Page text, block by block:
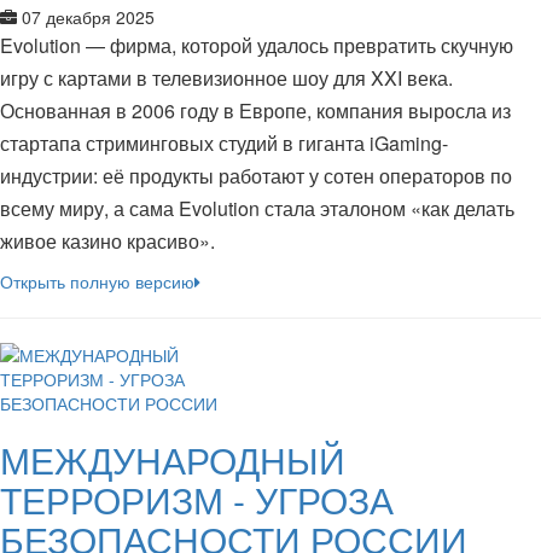
07 декабря 2025
Evolution — фирма, которой удалось превратить скучную
игру с картами в телевизионное шоу для XXI века.
Основанная в 2006 году в Европе, компания выросла из
стартапа стриминговых студий в гиганта iGaming-
индустрии: её продукты работают у сотен операторов по
всему миру, а сама Evolution стала эталоном «как делать
живое казино красиво».
Открыть полную версию
МЕЖДУНАРОДНЫЙ
ТЕРРОРИЗМ - УГРОЗА
БЕЗОПАСНОСТИ РОССИИ